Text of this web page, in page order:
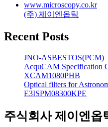
www.microscopy.co.kr
(주) 제이엔옵틱
Recent Posts
JNO-ASBESTOS(PCM)
AcquCAM Specification
XCAM1080PHB
Optical filters for
E3ISPM08300KPE
주식회사 제이엔옵